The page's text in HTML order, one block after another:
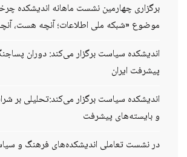
برگزاری چهارمین نشست ماهانه اندیشکده
موضوع «شبکه ملی اطلاعات؛ آنچه هست،
اندیشکده سیاست برگزار می‌کند: دوران
پیشرفت ایران
اندیشکده سیاست برگزار می‌کند:تحلیلی بر
و بایسته‌های پیشرفت
در نشست تعاملی اندیشکده‌های فرهنگ و